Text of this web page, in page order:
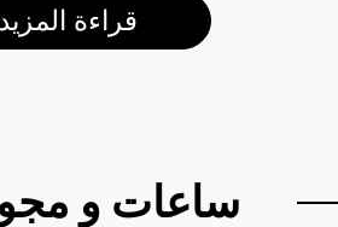
قراءة المزيد
ساعات و